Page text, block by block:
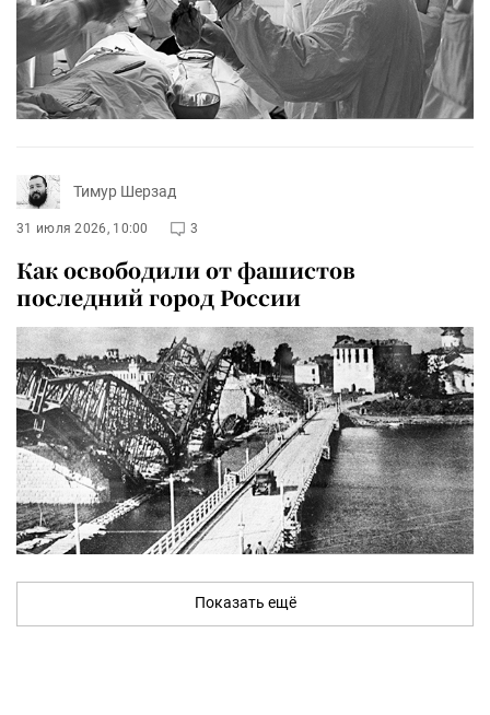
Тимур Шерзад
31 июля 2026, 10:00 3
Как освободили от фашистов
последний город России
Показать ещё